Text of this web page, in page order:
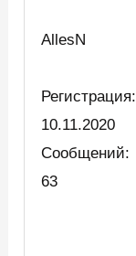
AllesN
Регистрация:
10.11.2020
Сообщений:
63